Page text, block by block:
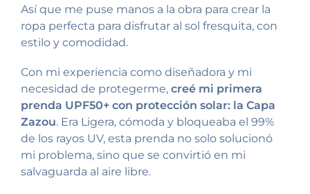
Así que me puse manos a la obra para crear la
ropa perfecta para disfrutar al sol fresquita, con
estilo y comodidad.
Con mi experiencia como diseñadora y mi
necesidad de protegerme, creé mi primera
prenda UPF50+ con protección solar: la Capa
Zazou. Era Ligera, cómoda y bloqueaba el 99%
de los rayos UV, esta prenda no solo solucionó
mi problema, sino que se convirtió en mi
salvaguarda al aire libre.